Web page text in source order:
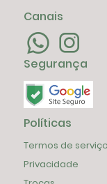
Canais
Segurança
Políticas
Termos de serviço
Privacidade